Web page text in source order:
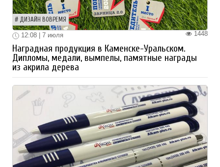
ДИЗАЙН ВОВРЕМЯ
1448
12:08 | 7 июля
Наградная продукция в Каменске-Уральском.
Дипломы, медали, вымпелы, памятные награды
из акрила дерева